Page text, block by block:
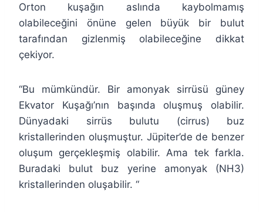
Orton kuşağın aslında kaybolmamış
olabileceğini önüne gelen büyük bir bulut
tarafından gizlenmiş olabileceğine dikkat
çekiyor.
“Bu mümkündür. Bir amonyak sirrüsü güney
Ekvator Kuşağı’nın başında oluşmuş olabilir.
Dünyadaki sirrüs bulutu (cirrus) buz
kristallerinden oluşmuştur. Jüpiter’de de benzer
oluşum gerçekleşmiş olabilir. Ama tek farkla.
Buradaki bulut buz yerine amonyak (NH3)
kristallerinden oluşabilir. “